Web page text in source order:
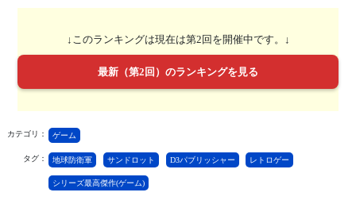
↓このランキングは現在は第2回を開催中です。↓
最新（第2回）のランキングを見る
カテゴリ： ゲーム
タグ： 地球防衛軍 サンドロット D3パブリッシャー レトロゲー
シリーズ最高傑作(ゲーム)